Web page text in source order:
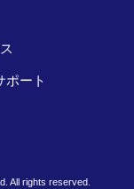
ポート
All rights reserved.